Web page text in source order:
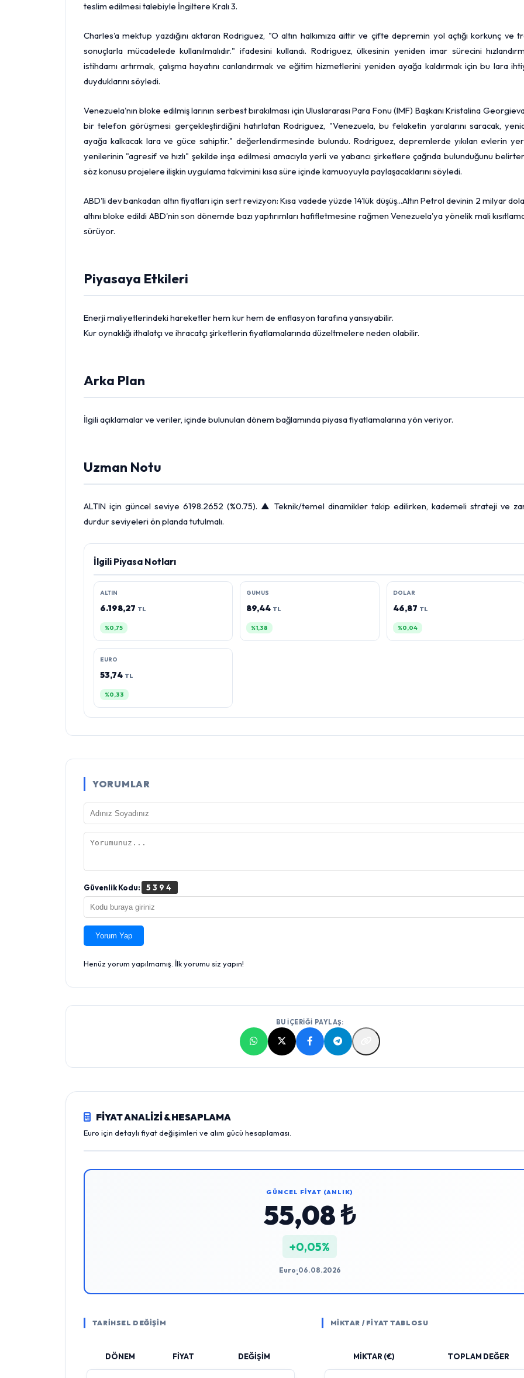
teslim edilmesi talebiyle İngiltere Kralı 3.
Charles'a mektup yazdığını aktaran Rodriguez, "O altın halkımıza aittir ve çifte depremin yol açtığı korkunç ve
sonuçlarla mücadelede kullanılmalıdır." ifadesini kullandı. Rodriguez, ülkesinin yeniden imar sürecini
istihdamı artırmak, çalışma hayatını canlandırmak ve eğitim hizmetlerini yeniden ayağa kaldırmak için bu lara
duyduklarını söyledi.
Venezuela'nın bloke edilmiş larının serbest bırakılması için Uluslararası Para Fonu (IMF) Başkanı Kristalina
bir telefon görüşmesi gerçekleştirdiğini hatırlatan Rodriguez, "Venezuela, bu felaketin yaralarını saracak,
ayağa kalkacak lara ve güce sahiptir." değerlendirmesinde bulundu. Rodriguez, depremlerde yıkılan evlerin
yenilerinin "agresif ve hızlı" şekilde inşa edilmesi amacıyla yerli ve yabancı şirketlere çağrıda bulunduğunu
söz konusu projelere ilişkin uygulama takvimini kısa süre içinde kamuoyuyla paylaşacaklarını söyledi.
ABD'li dev bankadan altın fiyatları için sert revizyon: Kısa vadede yüzde 14'lük düşüş...Altın Petrol devinin 2 milyar
altını bloke edildi ABD'nin son dönemde bazı yaptırımları hafifletmesine rağmen Venezuela'ya yönelik mali
sürüyor.
Piyasaya Etkileri
Enerji maliyetlerindeki hareketler hem kur hem de enflasyon tarafına yansıyabilir.
Kur oynaklığı ithalatçı ve ihracatçı şirketlerin fiyatlamalarında düzeltmelere neden olabilir.
Arka Plan
İlgili açıklamalar ve veriler, içinde bulunulan dönem bağlamında piyasa fiyatlamalarına yön veriyor.
Uzman Notu
ALTIN için güncel seviye 6198.2652 (%0.75). ▲ Teknik/temel dinamikler takip edilirken, kademeli strateji ve
durdur seviyeleri ön planda tutulmalı.
İlgili Piyasa Notları
ALTIN
6.198,27 TL
%0,75
GUMUS
89,44 TL
%1,38
DOLAR
46,87 TL
%0,04
EURO
53,74 TL
%0,33
YORUMLAR
Güvenlik Kodu: 5394
Yorum Yap
Henüz yorum yapılmamış. İlk yorumu siz yapın!
BU İÇERİĞİ PAYLAŞ:
FİYAT ANALİZİ & HESAPLAMA
Euro için detaylı fiyat değişimleri ve alım gücü hesaplaması.
GÜNCEL FİYAT (ANLIK)
55,08 ₺
+0,05%
Euro•06.08.2026
TARİHSEL DEĞİŞİM
DÖNEM FİYAT DEĞİŞİM
MİKTAR / FİYAT TABLOSU
MİKTAR (€) TOPLAM DEĞER